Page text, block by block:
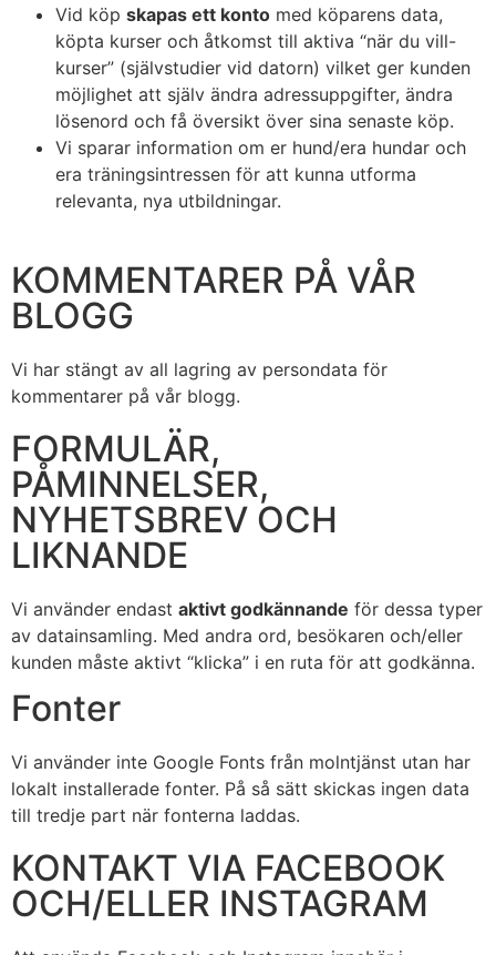
Vid köp skapas ett konto med köparens data,
köpta kurser och åtkomst till aktiva “när du vill-
kurser” (självstudier vid datorn) vilket ger kunden
möjlighet att själv ändra adressuppgifter, ändra
lösenord och få översikt över sina senaste köp.
Vi sparar information om er hund/era hundar och
era träningsintressen för att kunna utforma
relevanta, nya utbildningar.
KOMMENTARER PÅ VÅR
BLOGG
Vi har stängt av all lagring av persondata för
kommentarer på vår blogg.
FORMULÄR,
PÅMINNELSER,
NYHETSBREV OCH
LIKNANDE
Vi använder endast aktivt godkännande för dessa typer
av datainsamling. Med andra ord, besökaren och/eller
kunden måste aktivt “klicka” i en ruta för att godkänna.
Fonter
Vi använder inte Google Fonts från molntjänst utan har
lokalt installerade fonter. På så sätt skickas ingen data
till tredje part när fonterna laddas.
KONTAKT VIA FACEBOOK
OCH/ELLER INSTAGRAM